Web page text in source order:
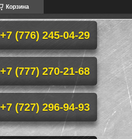
Корзина
+7 (776) 245-04-29
+7 (777) 270-21-68
+7 (727) 296-94-93